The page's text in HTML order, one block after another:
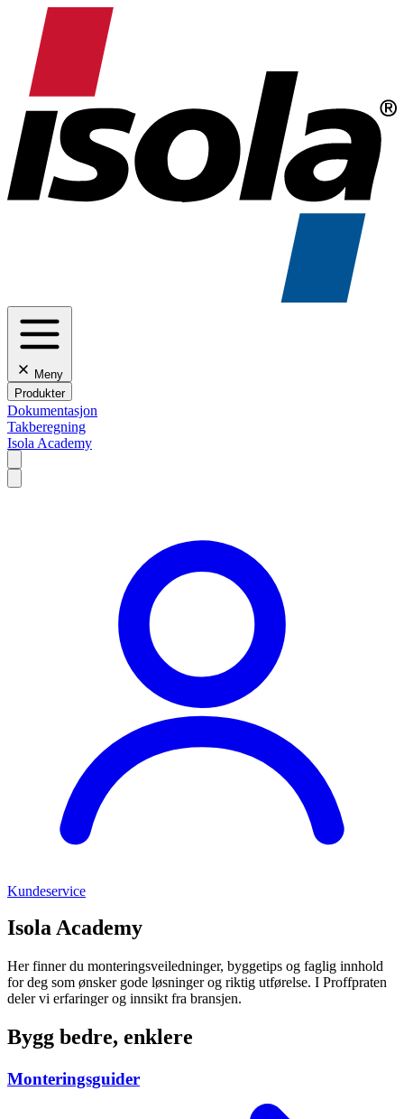
Meny
Produkter
Dokumentasjon
Takberegning
Isola Academy
Kundeservice
Isola Academy
Her finner du monteringsveiledninger, byggetips og faglig innhold
for deg som ønsker gode løsninger og riktig utførelse. I Proffpraten
deler vi erfaringer og innsikt fra bransjen.
Bygg bedre, enklere
Monteringsguider